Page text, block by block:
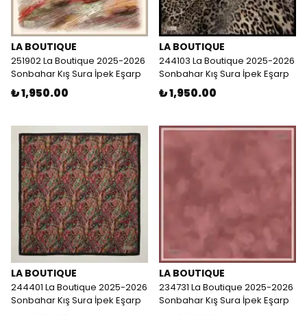
LA BOUTIQUE
251902 La Boutique 2025-2026
Sonbahar Kış Sura İpek Eşarp
₺ 1,950.00
LA BOUTIQUE
244103 La Boutique 2025-2026
Sonbahar Kış Sura İpek Eşarp
₺ 1,950.00
LA BOUTIQUE
244401 La Boutique 2025-2026
Sonbahar Kış Sura İpek Eşarp
LA BOUTIQUE
234731 La Boutique 2025-2026
Sonbahar Kış Sura İpek Eşarp